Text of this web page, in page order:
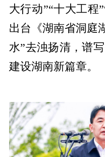
大行动”“十大工程
出台《湖南省洞庭
水”去浊扬清，谱
建设湖南新篇章。